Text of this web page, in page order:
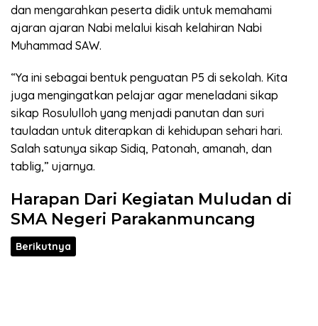
dan mengarahkan peserta didik untuk memahami
ajaran ajaran Nabi melalui kisah kelahiran Nabi
Muhammad SAW.
“Ya ini sebagai bentuk penguatan P5 di sekolah. Kita
juga mengingatkan pelajar agar meneladani sikap
sikap Rosululloh yang menjadi panutan dan suri
tauladan untuk diterapkan di kehidupan sehari hari.
Salah satunya sikap Sidiq, Patonah, amanah, dan
tablig,” ujarnya.
Harapan Dari Kegiatan Muludan di
SMA Negeri Parakanmuncang
Berikutnya